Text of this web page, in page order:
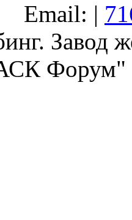
Email: |
Завод
Форум"